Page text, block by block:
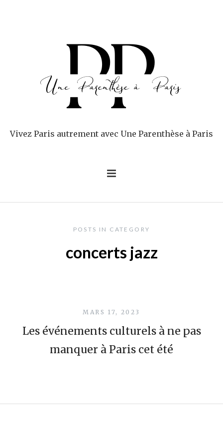
Vivez Paris autrement avec Une Parenthèse à Paris
POSTS IN CATEGORY
concerts jazz
MARS 17, 2023
Les événements culturels à ne pas
manquer à Paris cet été